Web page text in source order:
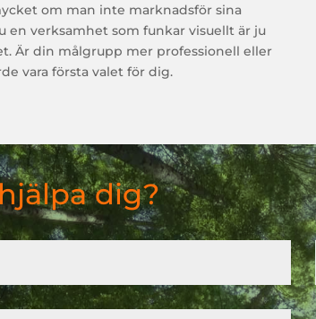
om man inte marknadsför sina
en verksamhet som funkar visuellt är ju
Är din målgrupp mer professionell eller
vara första valet för dig.
dig?